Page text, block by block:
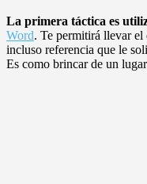
La primera táctica es
Word. Te permitirá llevar el
incluso referencia que le
Es como brincar de un